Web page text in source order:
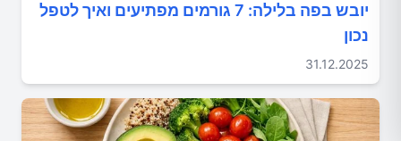
יובש בפה בלילה: 7 גורמים מפתיעים ואיך לטפל
נכון
31.12.2025